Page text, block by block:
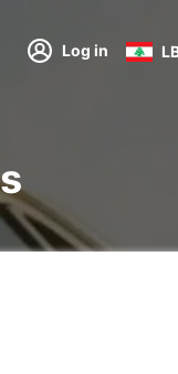
Log in